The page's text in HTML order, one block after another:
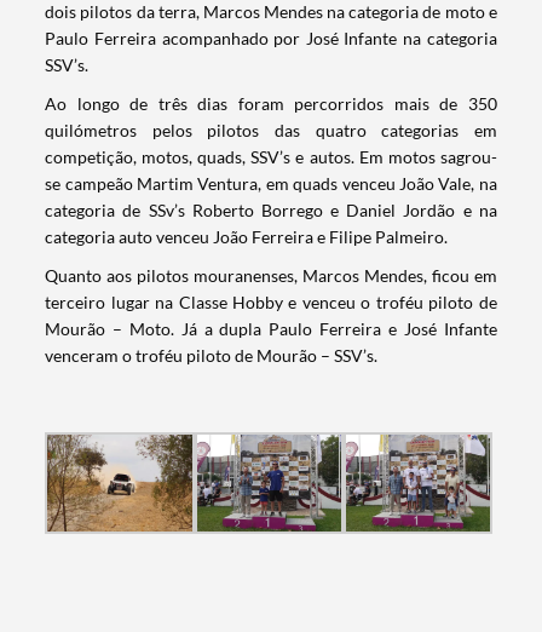
Termo de Pesquisa
dois pilotos da terra, Marcos Mendes na categoria de moto e
Paulo Ferreira acompanhado por José Infante na categoria
SSV’s.
Ao longo de três dias foram percorridos mais de 350
quilómetros pelos pilotos das quatro categorias em
competição, motos, quads, SSV’s e autos. Em motos sagrou-
se campeão Martim Ventura, em quads venceu João Vale, na
categoria de SSv’s Roberto Borrego e Daniel Jordão e na
categoria auto venceu João Ferreira e Filipe Palmeiro.
Quanto aos pilotos mouranenses, Marcos Mendes, ficou em
terceiro lugar na Classe Hobby e venceu o troféu piloto de
Mourão – Moto. Já a dupla Paulo Ferreira e José Infante
venceram o troféu piloto de Mourão – SSV’s.